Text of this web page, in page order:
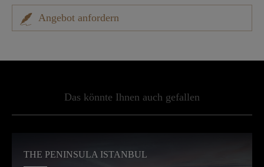
Angebot anfordern
Das könnte Ihnen auch gefallen
THE PENINSULA ISTANBUL